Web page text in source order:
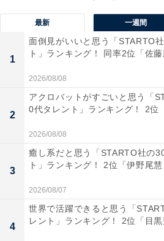
カー規制があるため、自然の静け
ており、トレッキング初心者か
も特徴です。
回答者からは「ちょっと雪が被
かっぱ橋手前から写真を撮るのが
性／岐阜県）、「透明度の高い
ぶった山など、まさしく日本の
見られる」（30代女性／東京都
勝地で、澄んだ梓川と穂高連峰の
す。春から秋にかけての新緑や
朝霧など、季節ごとに異なる絶
が整備されていて初心者でも安心
最新 一週間
1
面倒見がいいと思う「STARTO
ト」ランキング！ 同率2位「佐藤
2026/08/08
2
アクロバットがすごいと思う「
0代タレント」ランキング！ 2位
2026/08/08
3
癒し系だと思う「STARTO社の
ト」ランキング！ 2位「伊野尾慧
2026/08/07
4
世界で活躍できると思う「
レント」ランキング！ 2位「目黒